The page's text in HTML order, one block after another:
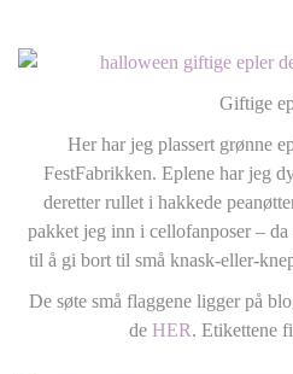
Giftige
Her har jeg plassert grønne
FestFabrikken. Eplene har jeg
deretter rullet i hakkede
pakket jeg inn i cellofanposer –
til å gi bort til små knask-eller-
De søte små flaggene ligger på
de HER. Etikettene